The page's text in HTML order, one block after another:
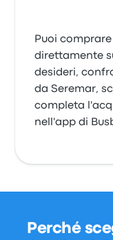
Puoi
direttamente
desideri,
da Seremar,
completa
nell'app di
Perché